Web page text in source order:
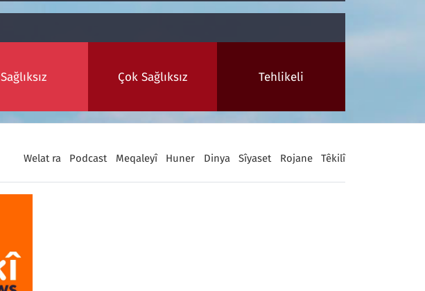
Sağlıksız Çok Sağlıksız Tehlikeli
Welat ra Podcast Meqaleyî Huner Dinya Sîyaset Rojane Têkilî